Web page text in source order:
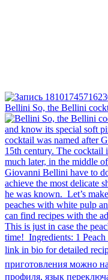
Bellini⁠ So, the Bellini